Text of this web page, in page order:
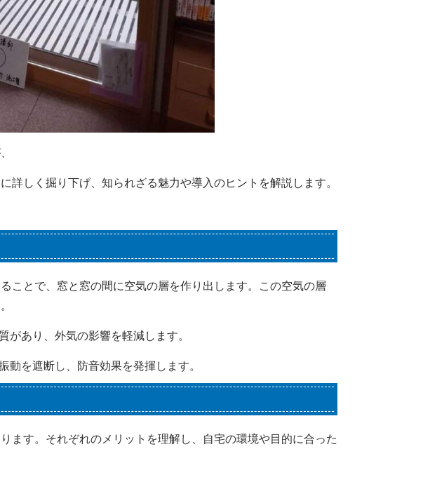
詳しく掘り下げ、知られざる魅力や導入のヒントを解説します。
ことで、窓と窓の間に空気の層を作り出します。この空気の層
があり、外気の影響を軽減します。
動を遮断し、防音効果を発揮します。
ます。それぞれのメリットを理解し、自宅の環境や目的に合った